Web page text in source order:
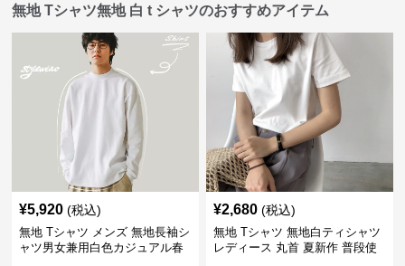
無地 Tシャツ無地 白 t シャツのおすすめアイテム
¥5,920 (税込)
無地 Tシャツ メンズ 無地長袖シ
ャツ男女兼用白色カジュアル春
¥2,680 (税込)
無地 Tシャツ 無地白ティシャツ
レディース 丸首 夏新作 普段使